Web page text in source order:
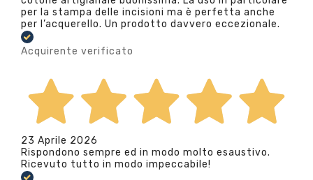
per la stampa delle incisioni ma è perfetta anche
per l’acquerello. Un prodotto davvero eccezionale.
Acquirente verificato
23 Aprile 2026
Rispondono sempre ed in modo molto esaustivo.
Ricevuto tutto in modo impeccabile!